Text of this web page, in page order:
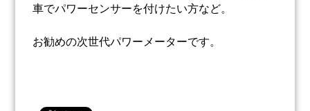
車でパワーセンサーを付けたい方など。
お勧めの次世代パワーメーターです。